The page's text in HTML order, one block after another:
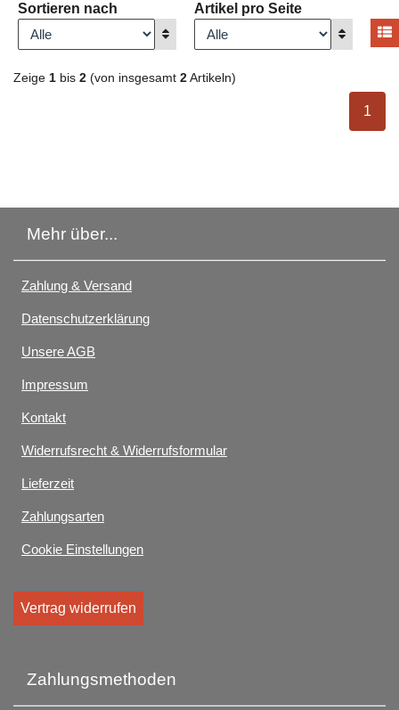
Sortieren nach
Anzeigen
Artikel pro Seite
Anzeigen
Zeige 1 bis 2 (von insgesamt 2 Artikeln)
1
Mehr über...
Zahlung & Versand
Datenschutzerklärung
Unsere AGB
Impressum
Kontakt
Widerrufsrecht & Widerrufsformular
Lieferzeit
Zahlungsarten
Cookie Einstellungen
Vertrag widerrufen
Zahlungsmethoden